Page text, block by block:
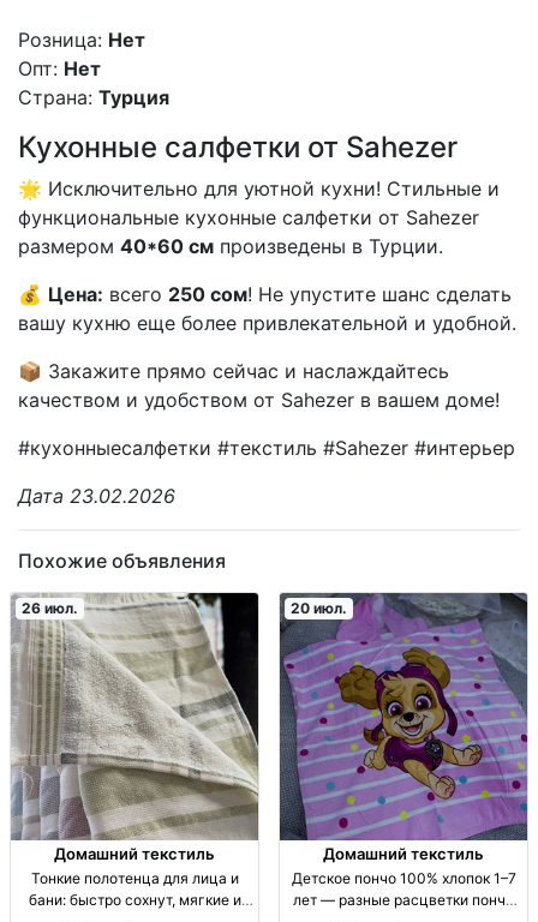
Розница: Нет
Опт: Нет
Страна: Турция
Кухонные салфетки от Sahezer
🌟 Исключительно для уютной кухни! Стильные и
функциональные кухонные салфетки от Sahezer
размером 40*60 см произведены в Турции.
💰 Цена: всего 250 сом! Не упустите шанс сделать
вашу кухню еще более привлекательной и удобной.
📦 Закажите прямо сейчас и наслаждайтесь
качеством и удобством от Sahezer в вашем доме!
#кухонныесалфетки #текстиль #Sahezer #интерьер
Дата 23.02.2026
Похожие объявления
26 июл.
Домашний текстиль
Тонкие полотенца для лица и
бани: быстро сохнут, мягкие и
20 июл.
Домашний текстиль
Детское пончо 100% хлопок 1–7
лет — разные расцветки пончо